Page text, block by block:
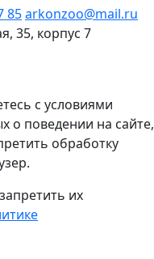
85arkonzoo@mail.ru
35, корпус 7
с условиями
о поведении на сайте,
обработку
их